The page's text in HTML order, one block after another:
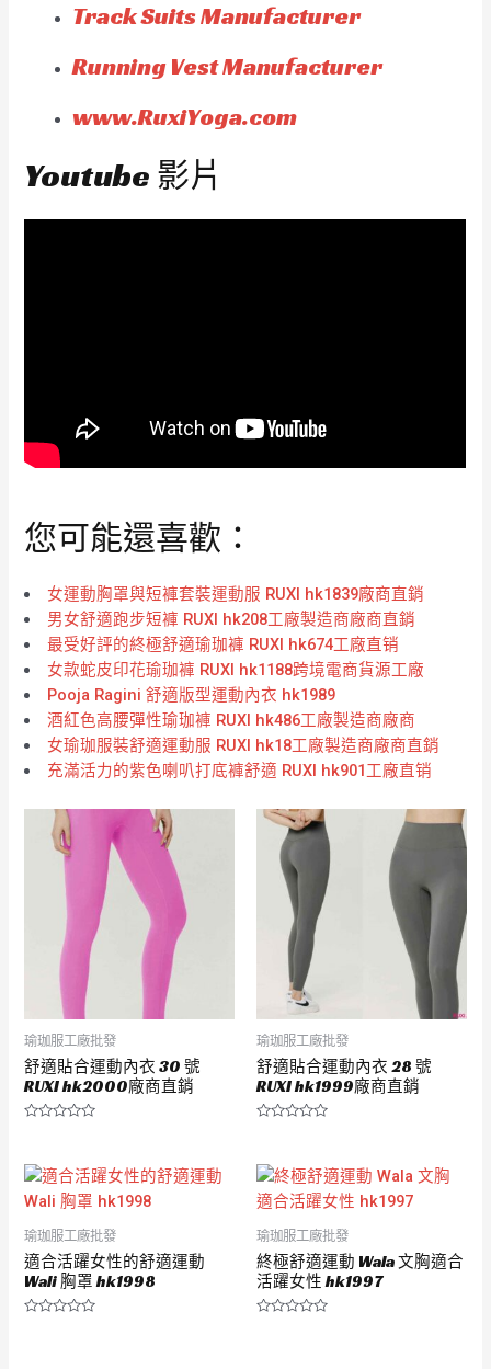
Track Suits Manufacturer
Running Vest Manufacturer
www.RuxiYoga.com
Youtube 影片
您可能還喜歡：
女運動胸罩與短褲套裝運動服 RUXI hk1839廠商直銷
男女舒適跑步短褲 RUXI hk208工廠製造商廠商直銷
最受好評的終極舒適瑜珈褲 RUXI hk674工廠直销
女款蛇皮印花瑜珈褲 RUXI hk1188跨境電商貨源工廠
Pooja Ragini 舒適版型運動內衣 hk1989
酒紅色高腰彈性瑜珈褲 RUXI hk486工廠製造商廠商
女瑜珈服裝舒適運動服 RUXI hk18工廠製造商廠商直銷
充滿活力的紫色喇叭打底褲舒適 RUXI hk901工廠直销
瑜珈服工廠批發
舒適貼合運動內衣 30 號
RUXI hk2000廠商直銷
滿
分
5
瑜珈服工廠批發
舒適貼合運動內衣 28 號
RUXI hk1999廠商直銷
滿
分
5
瑜珈服工廠批發
適合活躍女性的舒適運動
Wali 胸罩 hk1998
瑜珈服工廠批發
終極舒適運動 Wala 文胸適合
活躍女性 hk1997